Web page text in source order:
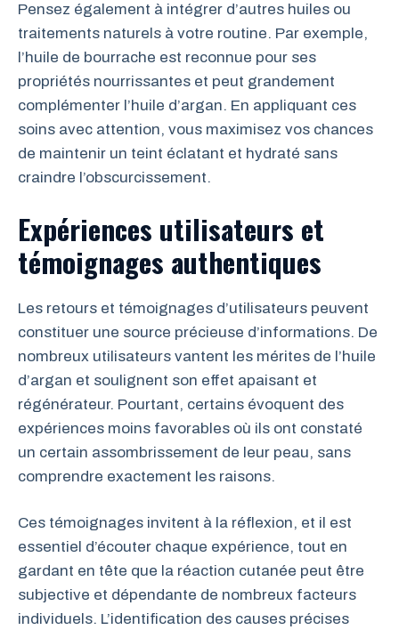
Pensez également à intégrer d’autres huiles ou
traitements naturels à votre routine. Par exemple,
l’huile de bourrache est reconnue pour ses
propriétés nourrissantes et peut grandement
complémenter l’huile d’argan. En appliquant ces
soins avec attention, vous maximisez vos chances
de maintenir un teint éclatant et hydraté sans
craindre l’obscurcissement.
Expériences utilisateurs et
témoignages authentiques
Les retours et témoignages d’utilisateurs peuvent
constituer une source précieuse d’informations. De
nombreux utilisateurs vantent les mérites de l’huile
d’argan et soulignent son effet apaisant et
régénérateur. Pourtant, certains évoquent des
expériences moins favorables où ils ont constaté
un certain assombrissement de leur peau, sans
comprendre exactement les raisons.
Ces témoignages invitent à la réflexion, et il est
essentiel d’écouter chaque expérience, tout en
gardant en tête que la réaction cutanée peut être
subjective et dépendante de nombreux facteurs
individuels. L’identification des causes précises